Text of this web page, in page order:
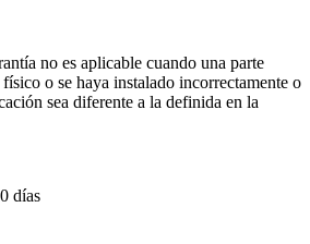
no es aplicable cuando una parte
físico o se haya instalado incorrectamente o
sea diferente a la definida en la
días